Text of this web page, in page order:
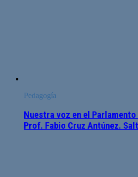
Pedagogía
Nuestra voz en el
Prof. Fabio Cruz Antúnez.